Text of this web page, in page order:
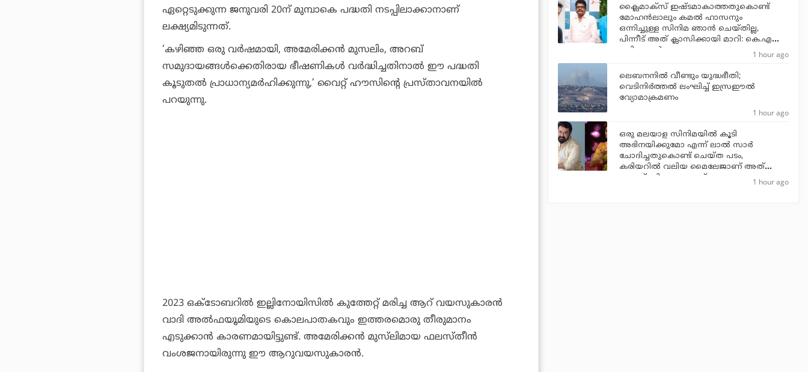
ഏറ്റെടുക്കുന്ന ജനുവരി 20ന് മുമ്പാകെ പദ്ധതി നടപ്പിലാക്കാനാണ്
ലക്ഷ്യമിടുന്നത്.
‘കഴിഞ്ഞ ഒരു വര്‍ഷമായി, അമേരിക്കന്‍ മുസലിം, അറബ്
സമുദായങ്ങള്‍ക്കെതിരായ ഭീഷണികള്‍ വര്‍ദ്ധിച്ചതിനാല്‍ ഈ പദ്ധതി
കൂടുതല്‍ പ്രാധാന്യമര്‍ഹിക്കുന്നു,’ വൈറ്റ് ഹൗസിന്റെ പ്രസ്താവനയില്‍
പറയുന്നു.
2023 ഒക്ടോബറില്‍ ഇല്ലിനോയിസില്‍ കുത്തേറ്റ് മരിച്ച ആറ് വയസുകാരന്‍
വാദി അല്‍ഫയൂമിയുടെ കൊലപാതകവും ഇത്തരമൊരു തീരുമാനം
എടുക്കാന്‍ കാരണമായിട്ടുണ്ട്. അമേരിക്കന്‍ മുസ്‌ലിമായ ഫലസ്തീന്‍
വംശജനായിരുന്നു ഈ ആറുവയസുകാരന്‍.
ക്ലൈമാക്‌സ് ഇഷ്ടമാകാത്തതുകൊണ്ട്
മോഹന്‍ലാലും കമല്‍ ഹാസനും
ഒന്നിച്ചുള്ള സിനിമ ഞാന്‍ ചെയ്തില്ല,
പിന്നീട് അത് ക്ലാസിക്കായി മാറി: കെ.എസ്
രവികുമാര്‍
1 hour ago
ലെബനനില്‍ വീണ്ടും യുദ്ധഭീതി;
വെടിനിര്‍ത്തല്‍ ലംഘിച്ച് ഇസ്രഈല്‍
വ്യോമാക്രമണം
1 hour ago
ഒരു മലയാള സിനിമയില്‍ കൂടി
അഭിനയിക്കുമോ എന്ന് ലാല്‍ സാര്‍
ചോദിച്ചതുകൊണ്ട് ചെയ്ത പടം,
കരിയറില്‍ വലിയ മൈലേജാണ് അത്
തന്നത്: വിനയ പ്രസാദ്
1 hour ago